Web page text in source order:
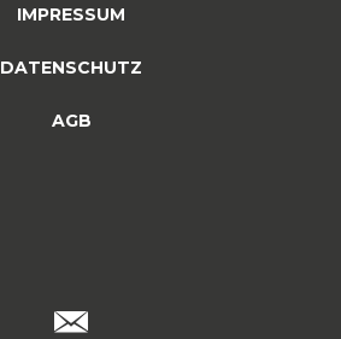
IMPRESSUM
DATENSCHUTZ
AGB